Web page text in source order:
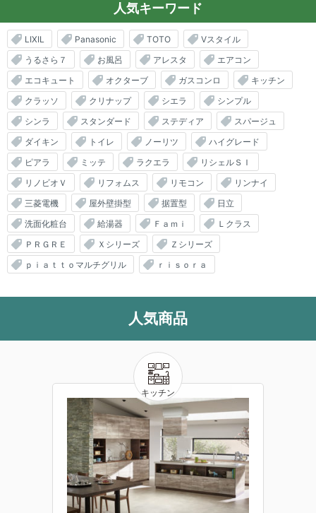
人気キーワード
LIXIL Panasonic TOTO
Vスタイル
うるさら７
お風呂 アレスタ
エアコン
エコキュート
オクターブ ガスコンロ
キッチン
クラッソ
クリナップ シエラ
シンプル
シンラ
スタンダード ステディア
スパージュ
ダイキン
トイレ ノーリツ
ハイグレード
ピアラ
ミッテ ラクエラ
リシェルＳＩ
リノビオＶ
リフォムス リモコン
リンナイ
三菱電機
屋外壁掛型 据置型
日立
洗面化粧台
給湯器 Ｆａｍｉ
Ｌクラス
ＰＲＧＲＥ
Ｘシリーズ
Ｚシリーズ
ｐｉａｔｔｏマルチグリル
ｒｉｓｏｒａ
人気商品